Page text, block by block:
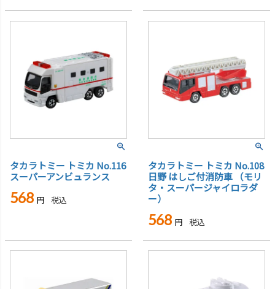
タカラトミー トミカ No.116
スーパーアンビュランス
568 税込
タカラトミー トミカ No.108
日野 はしご付消防車 （モリ
タ・スーパージャイロラダ
ー）
568 税込